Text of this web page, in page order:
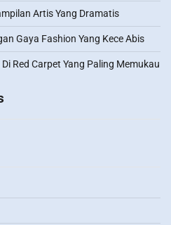
Artis Yang Dramatis
Gaya Fashion Yang Kece Abis
Red Carpet Yang Paling Memukau